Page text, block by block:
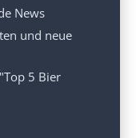
News
und neue
5 Bier